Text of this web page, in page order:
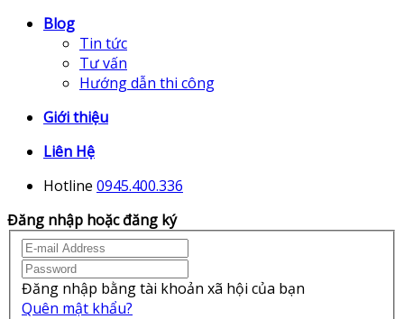
Blog
Tin tức
Tư vấn
Hướng dẫn thi công
Giới thiệu
Liên Hệ
Hotline 0945.400.336
Đăng nhập hoặc đăng ký
Đăng nhập bằng tài khoản xã hội của bạn
Quên mật khẩu?